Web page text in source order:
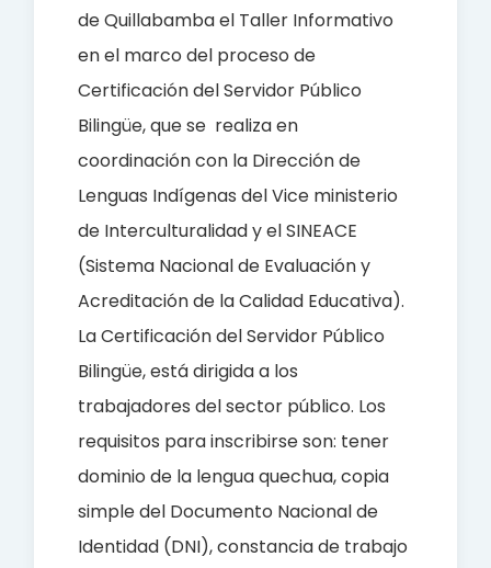
de Quillabamba el Taller Informativo
en el marco del proceso de
Certificación del Servidor Público
Bilingüe, que se realiza en
coordinación con la Dirección de
Lenguas Indígenas del Vice ministerio
de Interculturalidad y el SINEACE
(Sistema Nacional de Evaluación y
Acreditación de la Calidad Educativa).
La Certificación del Servidor Público
Bilingüe, está dirigida a los
trabajadores del sector público. Los
requisitos para inscribirse son: tener
dominio de la lengua quechua, copia
simple del Documento Nacional de
Identidad (DNI), constancia de trabajo